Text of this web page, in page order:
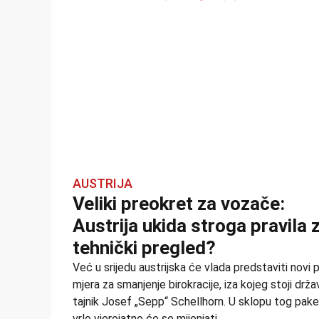
AUSTRIJA
Veliki preokret za vozače:
Austrija ukida stroga pravila
tehnički pregled?
Već u srijedu austrijska će vlada predstaviti novi
mjera za smanjenje birokracije, iza kojeg stoji
tajnik Josef „Sepp“ Schellhorn. U sklopu tog